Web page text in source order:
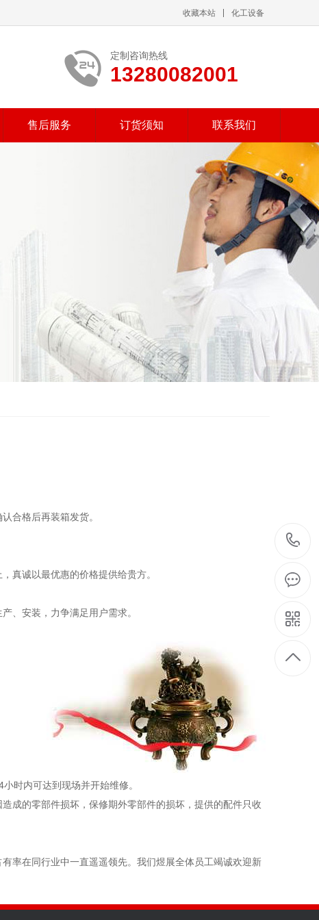
收藏本站 化工设备
定制咨询热线
13280082001
售后服务 订货须知 联系我们
合格后再装箱发货。
真诚以最优惠的价格提供给贵方。
、安装，力争满足用户需求。
时内可达到现场并开始维修。
成的零部件损坏，保修期外零部件的损坏，提供的配件只收
率在同行业中一直遥遥领先。我们煜展全体员工竭诚欢迎新